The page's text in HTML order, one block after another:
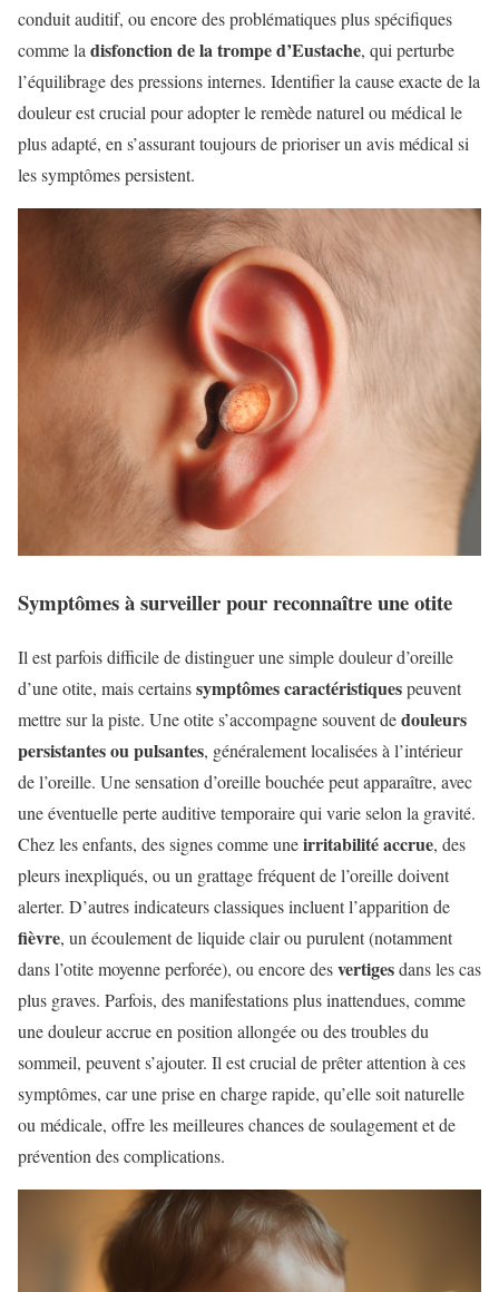
conduit auditif, ou encore des problématiques plus spécifiques
comme la disfonction de la trompe d’Eustache, qui perturbe
l’équilibrage des pressions internes. Identifier la cause exacte de la
douleur est crucial pour adopter le remède naturel ou médical le
plus adapté, en s’assurant toujours de prioriser un avis médical si
les symptômes persistent.
Symptômes à surveiller pour reconnaître une otite
Il est parfois difficile de distinguer une simple douleur d’oreille
d’une otite, mais certainssymptômes caractéristiquespeuvent
mettre sur la piste. Une otite s’accompagne souvent dedouleurs
persistantes ou pulsantes, généralement localisées à l’intérieur
de l’oreille. Une sensation d’oreille bouchée peut apparaître, avec
une éventuelle perte auditive temporaire qui varie selon la gravité.
Chez les enfants, des signes comme uneirritabilité accrue, des
pleurs inexpliqués, ou un grattage fréquent de l’oreille doivent
alerter. D’autres indicateurs classiques incluent l’apparition de
fièvre, un écoulement de liquide clair ou purulent (notamment
dans l’otite moyenne perforée), ou encore desvertigesdans les cas
plus graves. Parfois, des manifestations plus inattendues, comme
une douleur accrue en position allongée ou des troubles du
sommeil, peuvent s’ajouter. Il est crucial de prêter attention à ces
symptômes, car une prise en charge rapide, qu’elle soit naturelle
ou médicale, offre les meilleures chances de soulagement et de
prévention des complications.